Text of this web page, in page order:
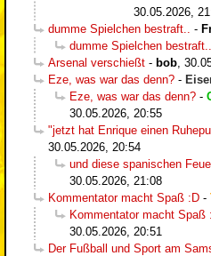
30.05.2026,
dumme Spielchen bestraft..
-
dumme Spielchen bestraft..
Arsenal verschießt - bob
Eze, was war das denn? -
Eze, was war das denn? -
30.05.2026, 20:55
"jetzt hat Enrique einen
30.05.2026, 20:54
und diese spanischen
30.05.2026, 21:08
Kommentator macht Spaß :D -
Kommentator macht Spaß
30.05.2026, 20:51
Der Fußball und Sport am